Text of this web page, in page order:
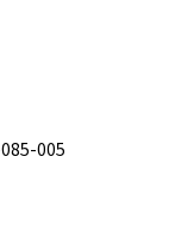
005